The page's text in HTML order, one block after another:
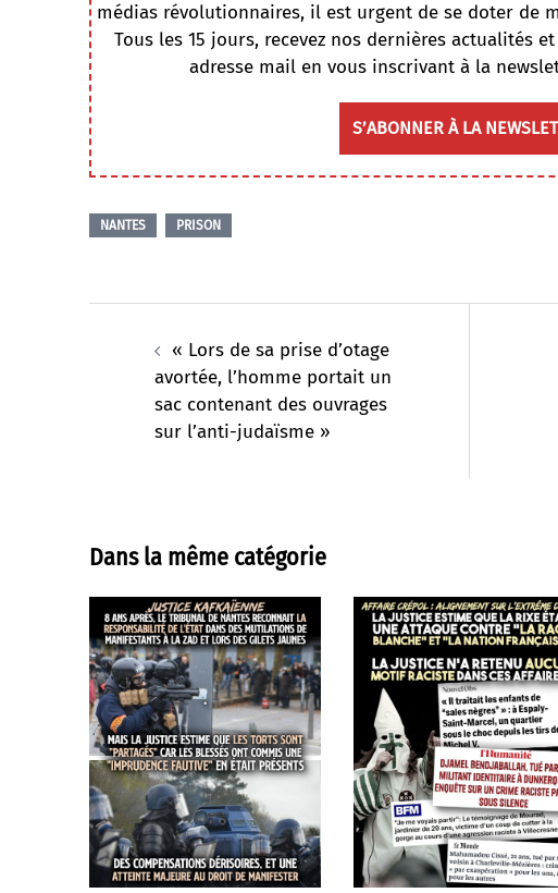
médias révolutionnaires, il est urgent de se doter de
Tous les 15 jours, recevez nos dernières actualités
adresse mail en vous inscrivant à la
S’ABONNER À LA
NANTES PRISON
d’article« Lors de sa prise d’otage
avortée, l’homme portait un
sac contenant des ouvrages
sur l’anti-judaïsme »
Dans la même catégorie